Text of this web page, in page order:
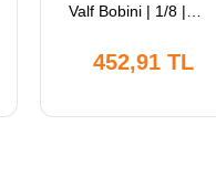
Valf Bobini | 1/8 |
Mini Ütülerde
Kazandan Buhar
Kullanılır.
452,91 TL